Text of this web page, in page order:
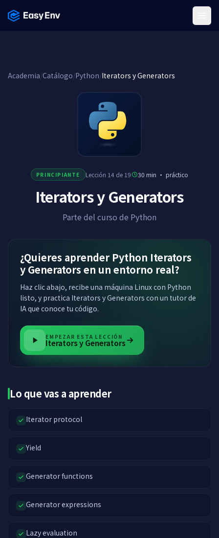
Academia/Catálogo/Python/Iterators y Generators
PRINCIPIANTE Lección 14 de 19 30 min ·práctico
Iterators y Generators
Parte del curso de Python
¿Quieres aprender Python Iterators
y Generators en un entorno real?
Haz clic abajo, recibe una máquina Linux con Python
listo, y practica Iterators y Generators con un tutor de
IA que conoce tu código.
EMPEZAR ESTA LECCIÓN
Iterators y Generators
Lo que vas a aprender
Iterator protocol
Yield
Generator functions
Generator expressions
Lazy evaluation